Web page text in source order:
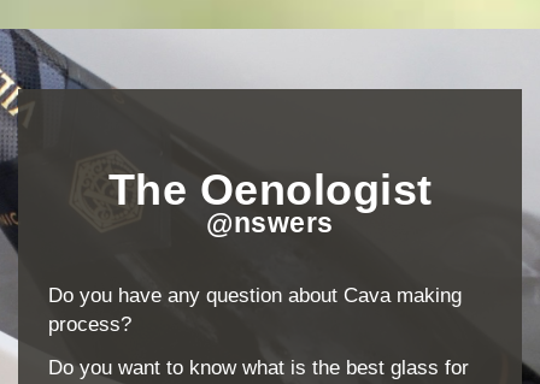
The Oenologist
@nswers
Do you have any question about Cava making
process?
Do you want to know what is the best glass for